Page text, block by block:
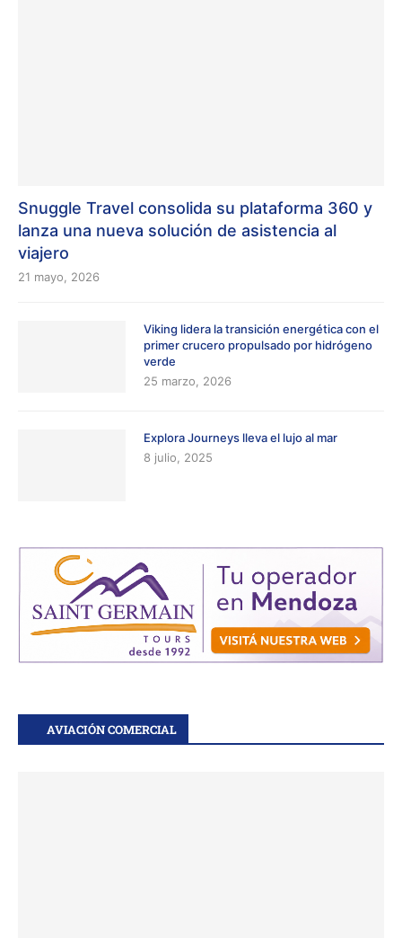
Snuggle Travel consolida su plataforma 360 y
lanza una nueva solución de asistencia al
viajero
21 mayo, 2026
Viking lidera la transición energética con el
primer crucero propulsado por hidrógeno
verde
25 marzo, 2026
Explora Journeys lleva el lujo al mar
8 julio, 2025
AVIACIÓN COMERCIAL